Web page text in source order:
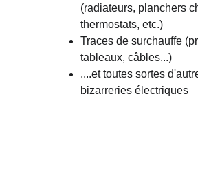
(radiateurs, planchers
thermostats, etc.)
Traces de surchauffe
tableaux, câbles...)
....et toutes sortes
bizarreries électriques